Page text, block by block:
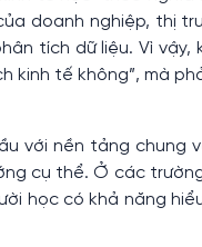
doanh nghiệp, thị
tích dữ liệu. Vì vậy,
tế không”, mà
với nền tảng chung
cụ thể. Ở các
học có khả năng